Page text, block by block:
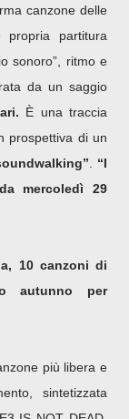
canzone delle
partitura
sonoro”, ritmo e
da un saggio
È una traccia
prospettiva di un
“I
mercoledì 29
10 canzoni di
autunno per
più libera e
sintetizzata